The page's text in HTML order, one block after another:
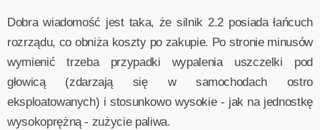
Dobra wiadomość jest taka, że silnik 2.2 posiada łańcuch
rozrządu, co obniża koszty po zakupie. Po stronie minusów
wymienić trzeba przypadki wypalenia uszczelki pod
głowicą (zdarzają się w samochodach ostro
eksploatowanych) i stosunkowo wysokie - jak na jednostkę
wysokoprężną - zużycie paliwa.